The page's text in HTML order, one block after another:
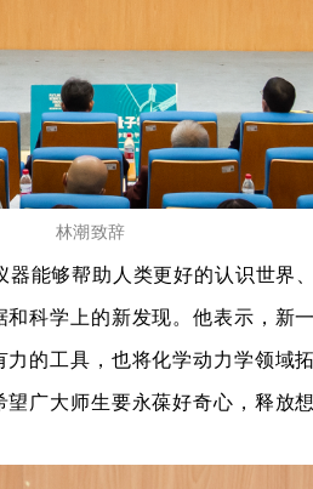
林潮致辞
能够帮助人类更好的认识世界
科学上的新发现。他表示，新
的工具，也将化学动力学领域
广大师生要永葆好奇心，释放